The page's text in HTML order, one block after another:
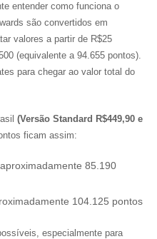
entender como funciona o
são convertidos em
valores a partir de R$25
(equivalente a 94.655 pontos).
para chegar ao valor total do
(Versão Standard R$449,90 e
ficam assim:
aproximadamente 85.190
104.125 pontos
especialmente para